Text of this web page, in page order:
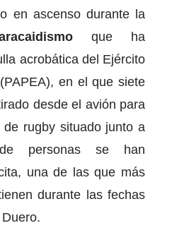
en ascenso durante la
que ha
acrobática del Ejército
en el que siete
desde el avión para
rugby situado junto a
personas se han
una de las que más
durante las fechas